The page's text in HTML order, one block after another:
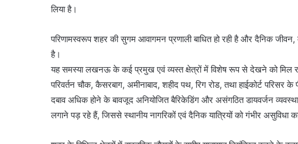
लिया है।
परिणामस्वरूप शहर की सुगम आवागमन प्रणाली बाधित हो रही है और दैनिक
है।
यह समस्या लखनऊ के कई प्रमुख एवं व्यस्त क्षेत्रों में विशेष रूप से देखने को मिल रही
परिवर्तन चौक, कैसरबाग, अमीनाबाद, शहीद पथ, रिग रोड, तथा हाईकोर्ट परिसर
दबाव अधिक होने के बावजूद अनियोजित बैरिकेडिंग और असंगठित डायवर्जन
लगाने पड़ रहे हैं, जिससे स्थानीय नागरिकों एवं दैनिक यात्रियों को गंभीर असुविधा